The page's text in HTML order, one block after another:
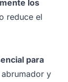
los
reduce el
para
y